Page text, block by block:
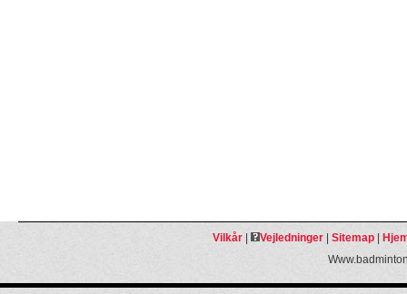
Vilkår| Vejledninger| Sitemap|